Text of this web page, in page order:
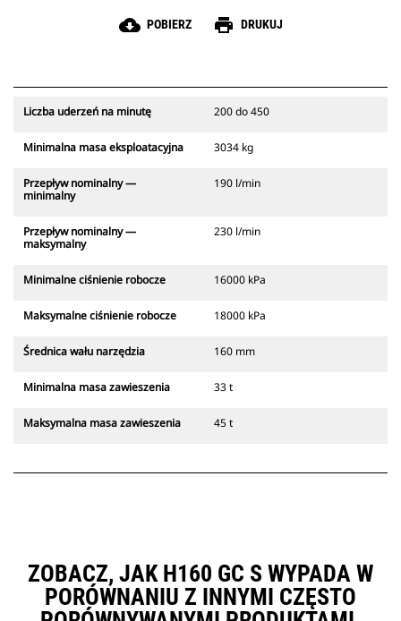
cloud_download POBIERZ print DRUKUJ
Liczba uderzeń na minutę 200 do 450
Minimalna masa eksploatacyjna 3034 kg
Przepływ nominalny —
minimalny
190 l/min
Przepływ nominalny —
maksymalny
230 l/min
Minimalne ciśnienie robocze 16000 kPa
Maksymalne ciśnienie robocze 18000 kPa
Średnica wału narzędzia 160 mm
Minimalna masa zawieszenia 33 t
Maksymalna masa zawieszenia 45 t
ZOBACZ, JAK H160 GC S WYPADA W
PORÓWNANIU Z INNYMI CZĘSTO